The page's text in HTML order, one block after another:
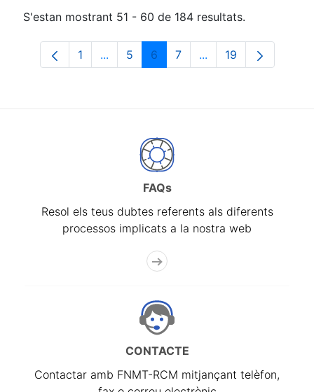
S'estan mostrant 51 - 60 de 184 resultats.
Pàgina
1 ...Pàgines intermèdies Utilitzeu TAB per
Pàgina
5 Pàgina
6 Pàgina
7 ...PàginesPàgina
19
FAQs
Resol els teus dubtes referents als diferents
processos implicats a la nostra web
CONTACTE
Contactar amb FNMT-RCM mitjançant telèfon,